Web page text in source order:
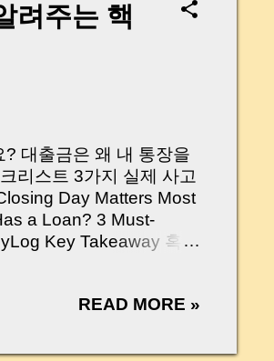
려주는 핵
대출금은 왜 내 통장을
리스트 3가지 실제 사고
Day Matters Most
a Loan? 3 Must-
Key Takeaway 혹시
장에서 겪었던 일입니
통장으로 안 들어오죠?”
READ MORE »